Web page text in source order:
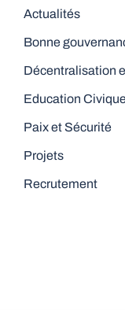
Actualités
Bonne
Décentralisation
Education
Paix et Sécurité
Projets
Recrutement